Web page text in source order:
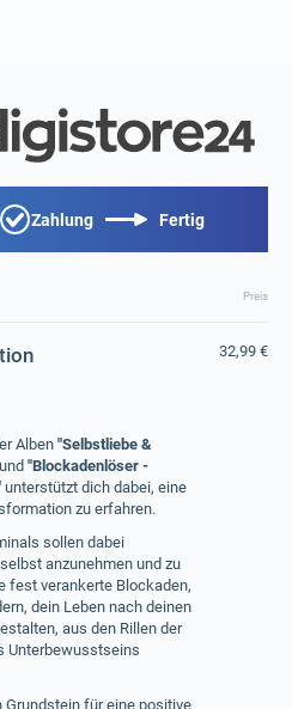
Zahlung Fertig
Preis
Alben "Selbstliebe &
und "Blockadenlöser -
unterstützt dich dabei, eine
zu erfahren.
sollen dabei
anzunehmen und zu
fest verankerte Blockaden,
dein Leben nach deinen
aus den Rillen der
Unterbewusstseins
Grundstein für eine positive
32,99 €